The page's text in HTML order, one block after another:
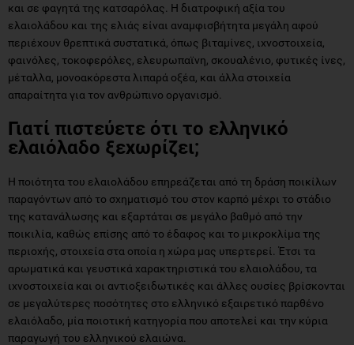
και σε φαγητά της κατσαρόλας. Η διατροφική αξία του
ελαιολάδου και της ελιάς είναι αναμφισβήτητα μεγάλη αφού
περιέχουν θρεπτικά συστατικά, όπως βιταμίνες, ιχνοστοιχεία,
φαινόλες, τοκοφερόλες, ελευρωπαϊνη, σκουαλένιο, φυτικές ίνες,
μέταλλα, μονοακόρεστα λιπαρά οξέα, και άλλα στοιχεία
απαραίτητα για τον ανθρώπινο οργανισμό.
Γιατί πιστεύετε ότι το ελληνικό
ελαιόλαδο ξεχωρίζει;
Η ποιότητα του ελαιολάδου επηρεάζεται από τη δράση ποικίλων
παραγόντων από το σχηματισμό του στον καρπό μέχρι το στάδιο
της κατανάλωσης και εξαρτάται σε μεγάλο βαθμό από την
ποικιλία, καθώς επίσης από το έδαφος και το μικροκλίμα της
περιοχής, στοιχεία στα οποία η χώρα μας υπερτερεί. Έτσι τα
αρωματικά και γευστικά χαρακτηριστικά του ελαιολάδου, τα
ιχνοστοιχεία και οι αντιοξειδωτικές και άλλες ουσίες βρίσκονται
σε μεγαλύτερες ποσότητες στο ελληνικό εξαιρετικό παρθένο
ελαιόλαδο, μία ποιοτική κατηγορία που αποτελεί και την κύρια
παραγωγή του ελληνικού ελαιώνα.